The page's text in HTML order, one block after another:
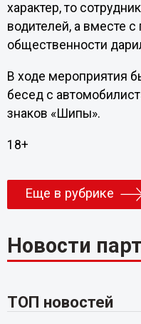
характер, то
водителей, а вместе
общественности
В ходе мероприятия
бесед с
знаков «Шипы».
18+
Еще в рубрике
Новости
ТОП новостей